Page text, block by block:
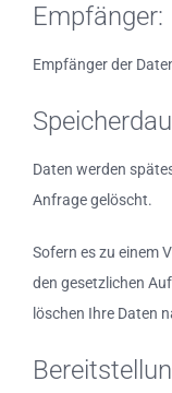
Empfänger:
Empfänger der
Daten werden
Anfrage gelöscht.
Sofern es zu einem
den gesetzlichen
löschen Ihre Daten